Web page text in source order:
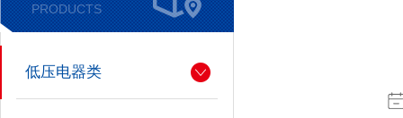
PRODUCTS
低压电器类